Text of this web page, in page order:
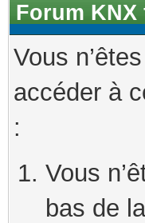
Forum
Vous
accéder à
:
Vous
bas de